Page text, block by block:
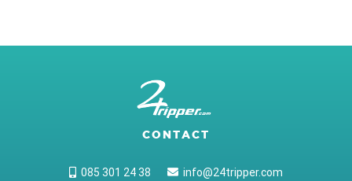
CONTACT
085 301 24 38 info@24tripper.com